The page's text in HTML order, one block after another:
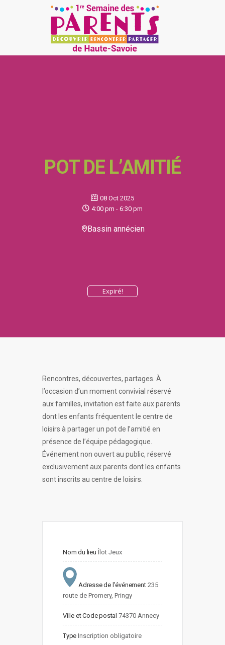
POT DE L’AMITIÉ
08 Oct 2025
Expiré!
4:00 pm - 6:30 pm
Bassin annécien
Rencontres, découvertes, partages. À
l’occasion d’un moment convivial réservé
aux familles, invitation est faite aux parents
dont les enfants fréquentent le centre de
loisirs à partager un pot de l’amitié en
présence de l’équipe pédagogique.
Événement non ouvert au public, réservé
exclusivement aux parents dont les enfants
sont inscrits au centre de loisirs.
Nom du lieu Îlot Jeux
Adresse de l'événement 235
route de Promery, Pringy
Ville et Code postal 74370 Annecy
Type Inscription obligatoire